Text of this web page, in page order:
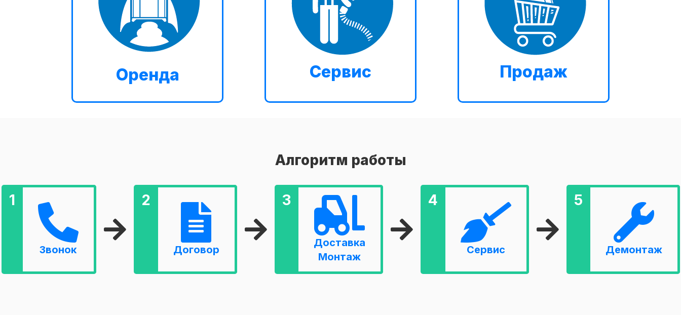
Оренда Сервис Продаж
Алгоритм работы
1
Звонок
2
Договор
3
Доставка
Монтаж
4
Сервис
5
Демонтаж